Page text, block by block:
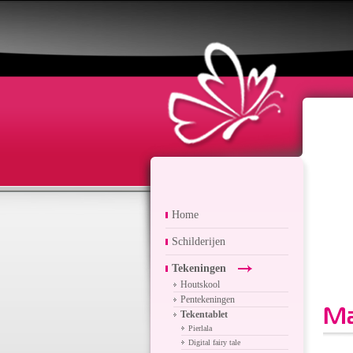
Home
Schilderijen
Tekeningen
Houtskool
Pentekeningen
Tekentablet
Pierlala
Digital fairy tale